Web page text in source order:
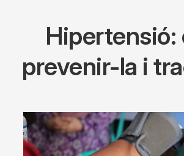
Hipertensió:
prevenir-la i
Imagen